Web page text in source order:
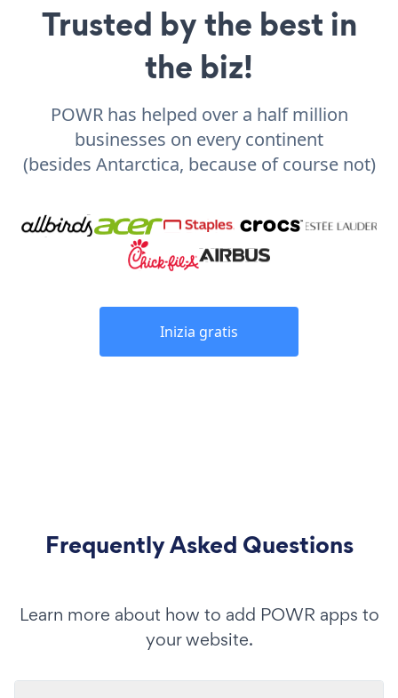
Trusted by the best in
the biz!
POWR has helped over a half million
businesses on every continent
(besides Antarctica, because of course not)
Inizia gratis
Frequently Asked Questions
Learn more about how to add POWR apps to
your website.